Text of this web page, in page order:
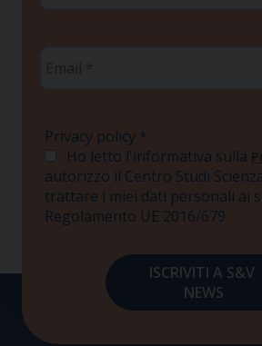
Privacy policy *
Ho letto l'informativa sulla
autorizzo il Centro Studi
trattare i miei dati personali ai
Regolamento UE 2016/679